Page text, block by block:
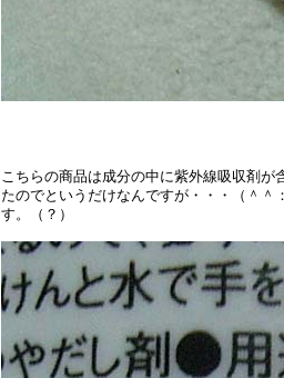
こちらの商品は成分の中に紫外線吸収剤
たのでというだけなんですが・・・（＾
す。（？）